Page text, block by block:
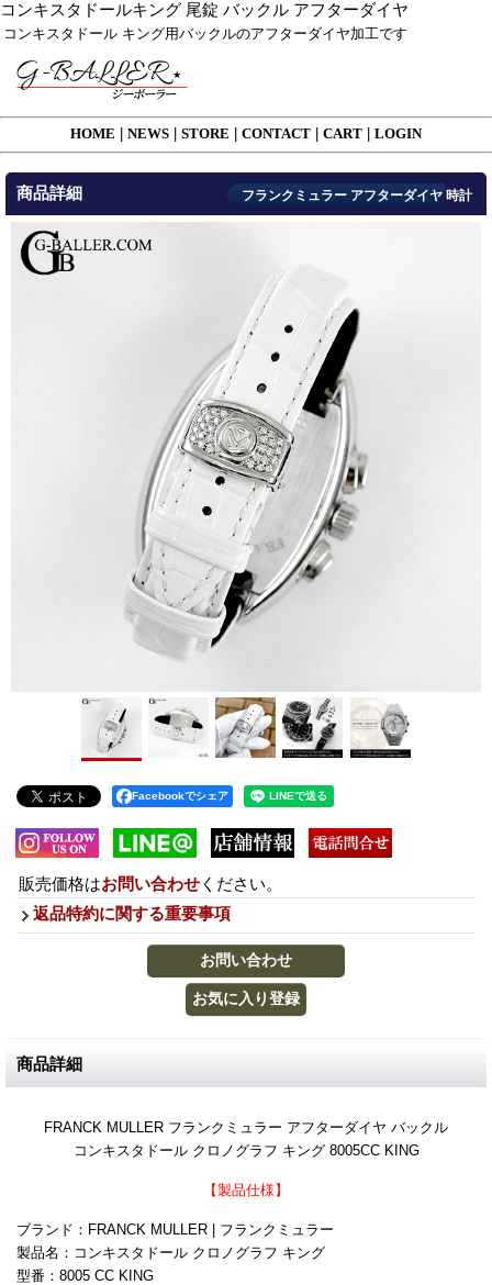
コンキスタドールキング 尾錠 バックル アフターダイヤ
コンキスタドール キング用バックルのアフターダイヤ加工です
HOME NEWS STORE CONTACT CART LOGIN
商品詳細 フランクミュラー アフターダイヤ 時計
Facebookでシェア
販売価格はお問い合わせ ください。
返品特約に関する重要事項
商品詳細
FRANCK MULLER フランクミュラー アフターダイヤ バックル
コンキスタドール クロノグラフ キング 8005CC KING
【製品仕様】
ブランド：FRANCK MULLER | フランクミュラー
製品名：コンキスタドール クロノグラフ キング
型番：8005 CC KING